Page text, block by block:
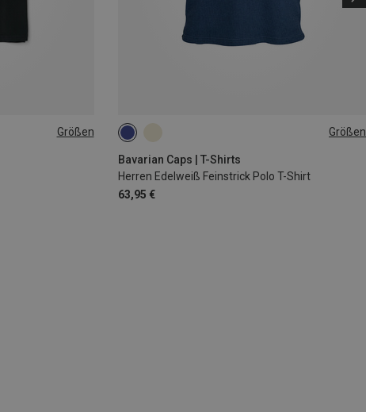
Größen Größen
Bavarian Caps | T-Shirts
Herren Edelweiß Feinstrick Polo T-Shirt
63,95 €
S